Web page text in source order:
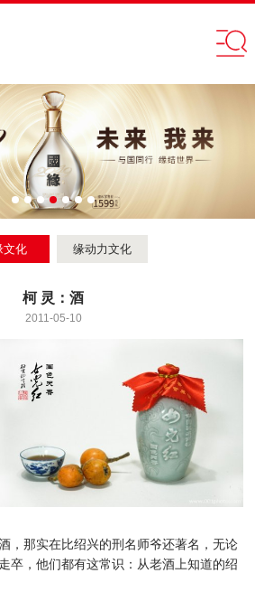
文化 缘动力文化
柯 灵：酒
2011-05-10
，那实在比绍兴的刑名师爷还著名，无论
卒，他们都有这常识：从老酒上知道的绍